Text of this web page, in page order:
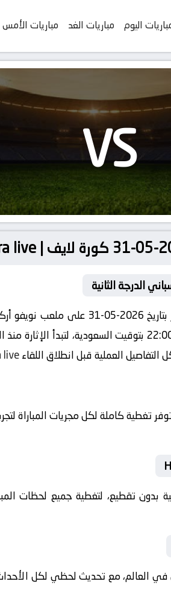
اليوم مباريات الغد مباريات الأمس
VS
الدرجة الثانية
مشاهدة مباراة اليوم بين قرطبة ضد
الاسباني الدرجة الثانية صافرة البداية ستعلو عند الساعة 22:00
العملية قبل انطلاق اللقاءlive
تغطية كاملة لكل مجريات المباراة
بدون تقطيع، لتغطية جميع لحظات
العالم، مع تحديث لحظي لكل